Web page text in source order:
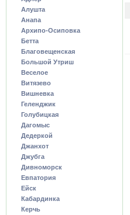
Алушта
Анапа
Архипо-Осиповка
Бетта
Благовещенская
Большой Утриш
Веселое
Витязево
Вишневка
Геленджик
Голубицкая
Дагомыс
Дедеркой
Джанхот
Джубга
Дивноморск
Евпатория
Ейск
Кабардинка
Керчь